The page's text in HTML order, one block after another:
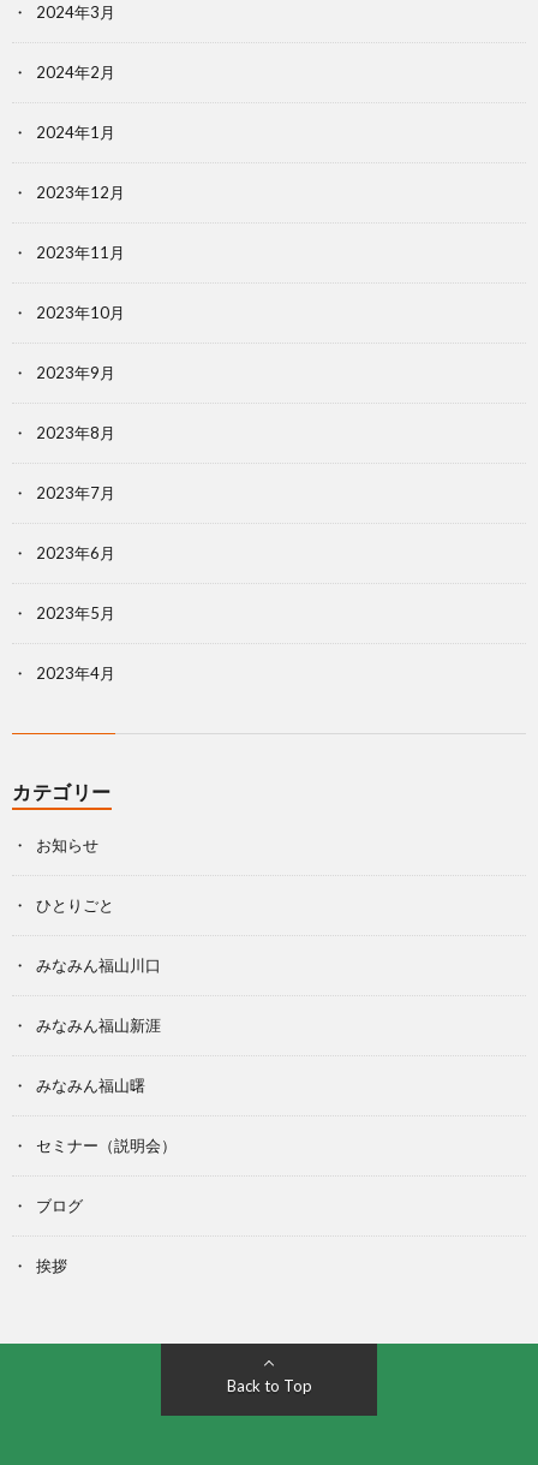
2024年3月
2024年2月
2024年1月
2023年12月
2023年11月
2023年10月
2023年9月
2023年8月
2023年7月
2023年6月
2023年5月
2023年4月
カテゴリー
お知らせ
ひとりごと
みなみん福山川口
みなみん福山新涯
みなみん福山曙
セミナー（説明会）
ブログ
挨拶
Back to Top